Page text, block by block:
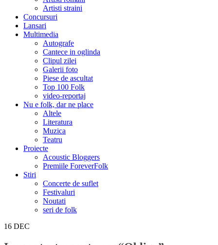
Artisti straini
Concursuri
Lansari
Multimedia
Autografe
Cantece in oglinda
Clipul zilei
Galerii foto
Piese de ascultat
Top 100 Folk
video-reportaj
Nu e folk, dar ne place
Altele
Literatura
Muzica
Teatru
Proiecte
Acoustic Bloggers
Premiile ForeverFolk
Stiri
Concerte de suflet
Festivaluri
Noutati
seri de folk
16 DEC